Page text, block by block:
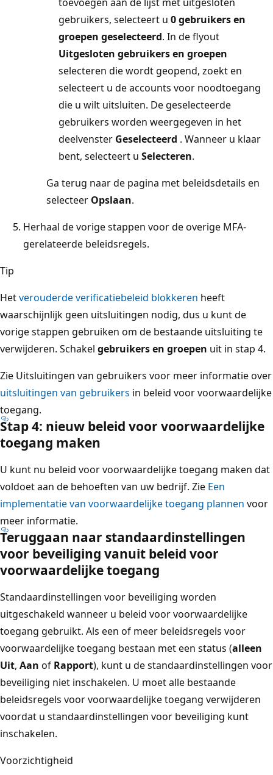
gebruikers, selecteert u 0 gebruikers en
groepen geselecteerd. In de flyout
Uitgesloten gebruikers en groepen
selecteren die wordt geopend, zoekt en
selecteert u de accounts voor noodtoegang
die u wilt uitsluiten. De geselecteerde
gebruikers worden weergegeven in het
deelvenster Geselecteerd . Wanneer u klaar
bent, selecteert u Selecteren.
Ga terug naar de pagina met beleidsdetails en
selecteer Opslaan.
Herhaal de vorige stappen voor de overige MFA-
gerelateerde beleidsregels.
Tip
Hetverouderde verificatiebeleid blokkeren heeft
waarschijnlijk geen uitsluitingen nodig, dus u kunt de
vorige stappen gebruiken om de bestaande uitsluiting te
verwijderen. Schakel gebruikers en groepen uit in stap 4.
Zie Uitsluitingen van gebruikers voor meer informatie over
uitsluitingen van gebruikers in beleid voor voorwaardelijke
toegang.
Stap 4: nieuw beleid voor voorwaardelijke
toegang maken
U kunt nu beleid voor voorwaardelijke toegang maken dat
voldoet aan de behoeften van uw bedrijf. Zie Een
implementatie van voorwaardelijke toegang plannen voor
meer informatie.
Teruggaan naar standaardinstellingen
voor beveiliging vanuit beleid voor
voorwaardelijke toegang
Standaardinstellingen voor beveiliging worden
uitgeschakeld wanneer u beleid voor voorwaardelijke
toegang gebruikt. Als een of meer beleidsregels voor
voorwaardelijke toegang bestaan met een status (alleen
Uit, Aan of Rapport), kunt u de standaardinstellingen voor
beveiliging niet inschakelen. U moet alle bestaande
beleidsregels voor voorwaardelijke toegang verwijderen
voordat u standaardinstellingen voor beveiliging kunt
inschakelen.
Voorzichtigheid